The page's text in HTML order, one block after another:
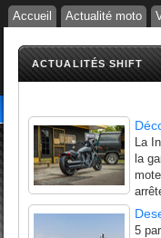
Accueil Actualité moto
ACTUALITÉS SHIFT
La
la
5